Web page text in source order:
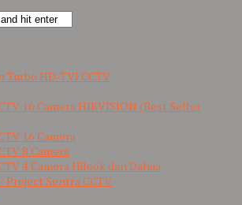
Turbo HD-TVI CCTV
16 Camera HIKVISION (Best Seller
16 Camera
8 Camera
4 Camera Hilook dan Dahua
Project Sentra CCTV